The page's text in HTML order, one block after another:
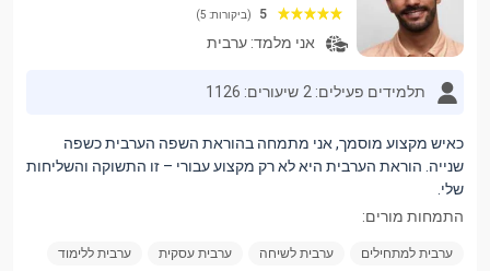
5 (ביקורות: 5)
אני מלמד: ערבית
תלמידים פעילים: 2 שיעורים: 1126
כאיש מקצוע מוסמך, אני מתמחה בהוראת השפה הערבית כשפה
שנייה. הוראת הערבית היא לא רק מקצוע עבורי – זו התשוקה והשליחות
שלי.
התמחות מורים:
ערבית למתחילים ערבית לשיחה ערבית עסקית
ערבית ללימוד